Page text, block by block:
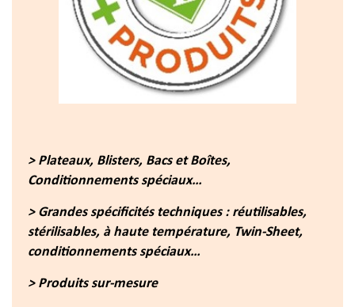
> Plateaux, Blisters, Bacs et Boîtes,
Conditionnements spéciaux…
> Grandes spécificités techniques : réutilisables,
stérilisables, à haute température, Twin-Sheet,
conditionnements spéciaux…
> Produits sur-mesure